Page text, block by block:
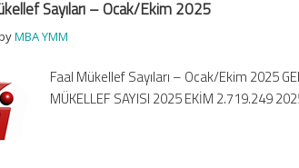
Sayıları – Ocak/Ekim 2025
MBA YMM
Faal Mükellef Sayıları – Ocak/Ekim 2025
MÜKELLEF SAYISI 2025 EKİM 2.719.249